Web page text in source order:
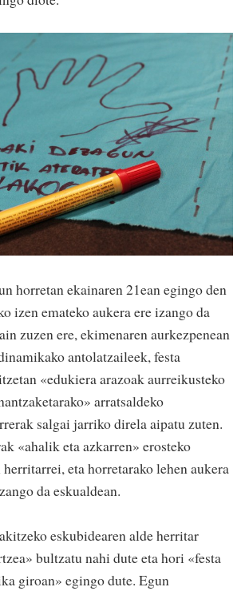
horretan ekainaren 21ean egingo den
izen emateko aukera ere izango da
zuzen ere, ekimenaren aurkezpenean
antolatzaileek, festa
«edukiera arazoak aurreikusteko
arratsaldeko
salgai jarriko direla aipatu zuten.
«ahalik eta azkarren» erosteko
eta horretarako lehen aukera
da eskualdean.
eskubidearen alde herritar
bultzatu nahi dute eta hori «festa
giroan» egingo dute. Egun